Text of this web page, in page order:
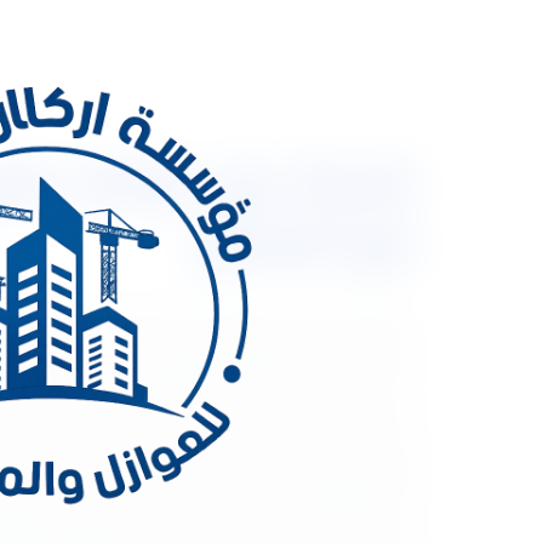
مع الضمان
شركة عزل
الأرضية من الأمور الهامة والضرورية التي يجب أن
على شركة عزل الخزانات الارضية لعدم حدوث أي
خدمات متعددة وبأسعار مميزة. شركة عزل الخزانات
والتي تسبب مشاكل كبيرة في تسربات المياه داخل
العائلة والأطفال، لذلك ينبغي الاعتماد على